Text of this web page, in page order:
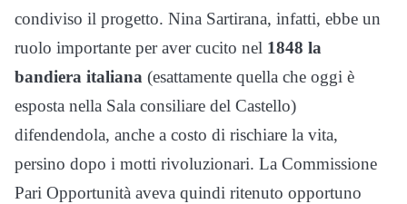
condiviso il progetto. Nina Sartirana, infatti, ebbe un
ruolo importante per aver cucito nel 1848 la
bandiera italiana (esattamente quella che oggi è
esposta nella Sala consiliare del Castello)
difendendola, anche a costo di rischiare la vita,
persino dopo i motti rivoluzionari. La Commissione
Pari Opportunità aveva quindi ritenuto opportuno